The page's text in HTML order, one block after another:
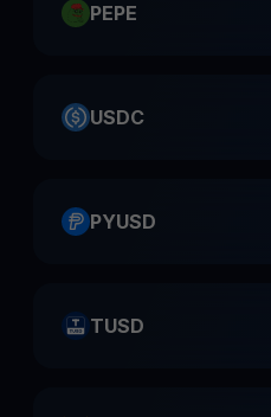
PEPE
USDC
PYUSD
TUSD